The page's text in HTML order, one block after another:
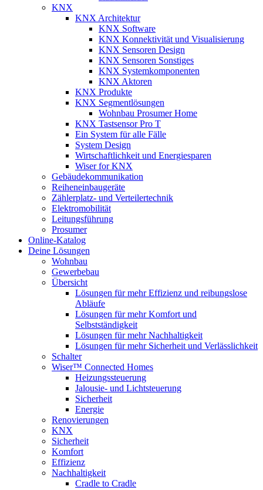
KNX
KNX Architektur
KNX Software
KNX Konnektivität und Visualisierung
KNX Sensoren Design
KNX Sensoren Sonstiges
KNX Systemkomponenten
KNX Aktoren
KNX Produkte
KNX Segmentlösungen
Wohnbau Prosumer Home
KNX Tastsensor Pro T
Ein System für alle Fälle
System Design
Wirtschaftlichkeit und Energiesparen
Wiser for KNX
Gebäudekommunikation
Reiheneinbaugeräte
Zählerplatz- und Verteilertechnik
Elektromobilität
Leitungsführung
Prosumer
Online-Katalog
Deine Lösungen
Wohnbau
Gewerbebau
Übersicht
Lösungen für mehr Effizienz und reibungslose
Abläufe
Lösungen für mehr Komfort und
Selbstständigkeit
Lösungen für mehr Nachhaltigkeit
Lösungen für mehr Sicherheit und Verlässlichkeit
Schalter
Wiser™ Connected Homes
Heizungssteuerung
Jalousie- und Lichtsteuerung
Sicherheit
Energie
Renovierungen
KNX
Sicherheit
Komfort
Effizienz
Nachhaltigkeit
Cradle to Cradle